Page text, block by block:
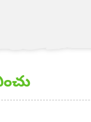
audience.